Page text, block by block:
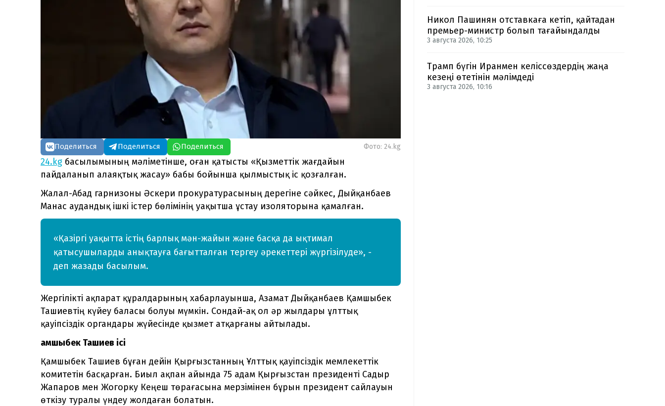
Поделиться Поделиться Поделиться Фото: 24.kg
24.kg басылымының мәліметінше, оған қатысты «Қызметтік жағдайын
пайдаланып алаяқтық жасау» бабы бойынша қылмыстық іс қозғалған.
Жалал-Абад гарнизоны Әскери прокуратурасының дерегіне сәйкес, Дыйқанбаев
Манас аудандық ішкі істер бөлімінің уақытша ұстау изоляторына қамалған.
«Қазіргі уақытта істің барлық мән-жайын және басқа да ықтимал
қатысушыларды анықтауға бағытталған тергеу әрекеттері жүргізілуде», -
деп жазады басылым.
Жергілікті ақпарат құралдарының хабарлауынша, Азамат Дыйқанбаев Қамшыбек
Ташиевтің күйеу баласы болуы мүмкін. Сондай-ақ ол әр жылдары ұлттық
қауіпсіздік органдары жүйесінде қызмет атқарғаны айтылады.
Қамшыбек Ташиев ісі
Қамшыбек Ташиев бұған дейін Қырғызстанның Ұлттық қауіпсіздік мемлекеттік
комитетін басқарған. Биыл ақпан айында 75 адам Қырғызстан президенті Садыр
Жапаров мен Жогорку Кеңеш төрағасына мерзімінен бұрын президент сайлауын
өткізу туралы үндеу жолдаған болатын.
Никол Пашинян отставкаға кетіп, қайтадан
премьер-министр болып тағайындалды
3 августа 2026, 10:25
Трамп бүгін Иранмен келіссөздердің жаңа
кезеңі өтетінін мәлімдеді
3 августа 2026, 10:16